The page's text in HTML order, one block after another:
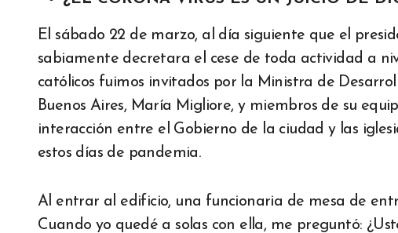
El sábado 22 de marzo, al día siguiente que el
sabiamente decretara el cese de toda actividad a
católicos fuimos invitados por la Ministra de
Buenos Aires, María Migliore, y miembros de su
interacción entre el Gobierno de la ciudad y las
estos días de pandemia.
Al entrar al edificio, una funcionaria de mesa de
Cuando yo quedé a solas con ella, me preguntó: